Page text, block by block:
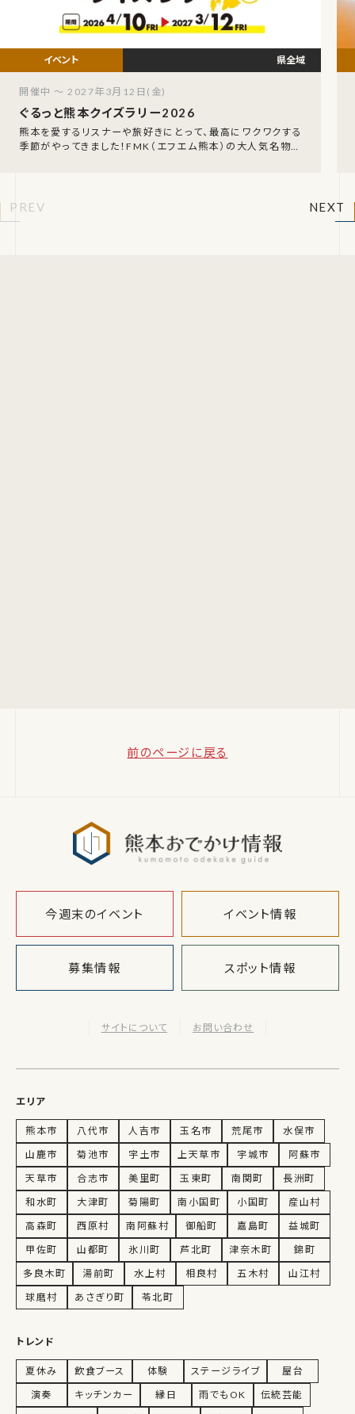
ぐるっと熊本クイズラリー2026
熊本を愛するリスナーや旅好きにとって、最高にワクワクする
季節がやってきました！FMK（エフエム熊本）の大人気名物企
県全域
開催中 ～ 2027年3月12日(金)
PREV NEXT
前のページに戻る
今週末のイベント イベント情報
募集情報 スポット情報
サイトについて お問い合わせ
エリア
熊本市 八代市 人吉市 玉名市 荒尾市
水俣市
山鹿市
菊池市 宇土市 上天草市 宇城市
阿蘇市
天草市
合志市 美里町 玉東町 南関町
長洲町
和水町
大津町 菊陽町 南小国町 小国町
産山村
高森町
西原村 南阿蘇村 御船町 嘉島町
益城町
甲佐町
山都町 氷川町 芦北町 津奈木町
錦町
多良木町
湯前町 水上村 相良村 五木村
山江村
球磨村
あさぎり町 苓北町
トレンド
夏休み 飲食ブース 体験 ステージライブ
屋台
演奏
キッチンカー 縁日 雨でもOK
伝統芸能